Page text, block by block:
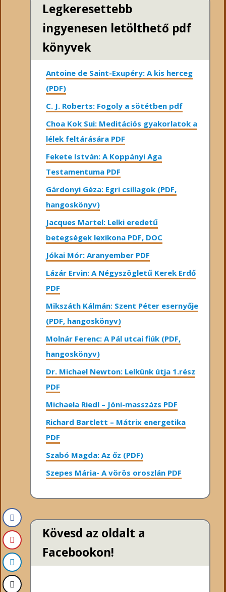
Legkeresettebb
ingyenesen letölthető pdf
könyvek
Antoine de Saint-Exupéry: A kis herceg
(PDF)
C. J. Roberts: Fogoly a sötétben pdf
Choa Kok Sui: Meditációs gyakorlatok a
lélek feltárására PDF
Fekete István: A Koppányi Aga
Testamentuma PDF
Gárdonyi Géza: Egri csillagok (PDF,
hangoskönyv)
Jacques Martel: Lelki eredetű
betegségek lexikona PDF, DOC
Jókai Mór: Aranyember PDF
Lázár Ervin: A Négyszögletű Kerek Erdő
PDF
Mikszáth Kálmán: Szent Péter esernyője
(PDF, hangoskönyv)
Molnár Ferenc: A Pál utcai fiúk (PDF,
hangoskönyv)
Dr. Michael Newton: Lelkünk útja 1.rész
PDF
Michaela Riedl – Jóni-masszázs PDF
Richard Bartlett – Mátrix energetika
PDF
Szabó Magda: Az őz (PDF)
Szepes Mária- A vörös oroszlán PDF
Kövesd az oldalt a
Facebookon!